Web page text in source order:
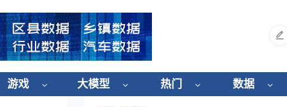
游戏 大模型 热门 数据